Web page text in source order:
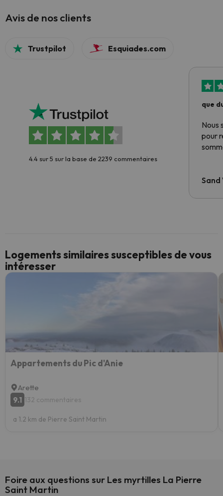
Avis de nos clients
Trustpilot Esquiades.com
4.4 sur 5 sur la base de 2239 commentaires
que
Nous
pour
Sand
Logements similaires susceptibles de vous
intéresser
Appartements du Pic d'Anie
Arette
9.1 132 commentaires
a 1.2 km de Pierre Saint Martin
Foire aux questions sur Les myrtilles La Pierre
Saint Martin